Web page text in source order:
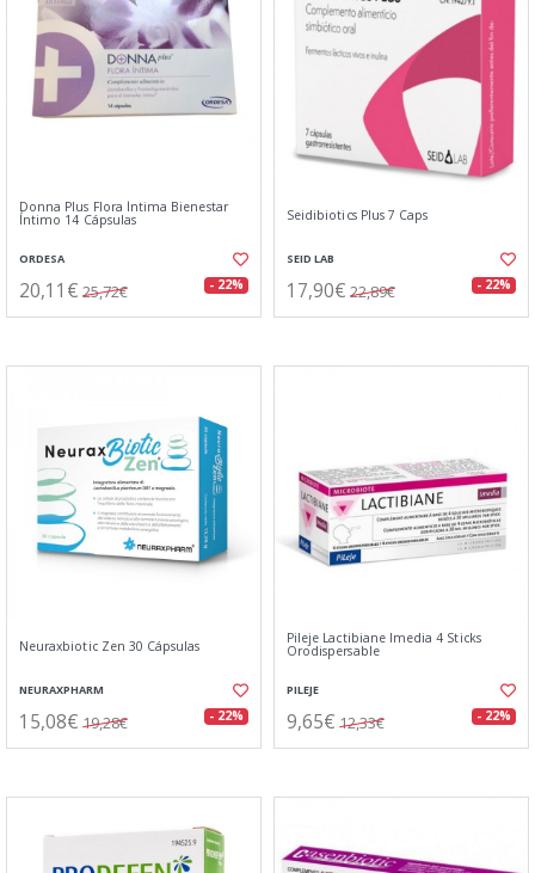
Donna Plus Flora Íntima Bienestar
Íntimo 14 Cápsulas
ORDESA
20,11€ 25,72€ - 22%
Seidibiotics Plus 7 Caps
SEID LAB
17,90€ 22,89€ - 22%
Neuraxbiotic Zen 30 Cápsulas
NEURAXPHARM
15,08€ 19,28€ - 22%
Pileje Lactibiane Imedia 4 Sticks
Orodispersable
PILEJE
9,65€ 12,33€ - 22%